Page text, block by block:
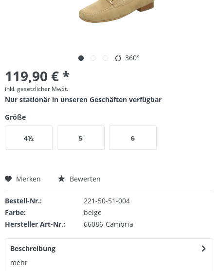
360°
119,90 € *
inkl. gesetzlicher MwSt.
Nur stationär in unseren Geschäften verfügbar
Größe
4½ 5 6
Merken Bewerten
Bestell-Nr.:
221-50-51-004
Farbe:
beige
Hersteller Art-Nr.:
66086-Cambria
Beschreibung
mehr